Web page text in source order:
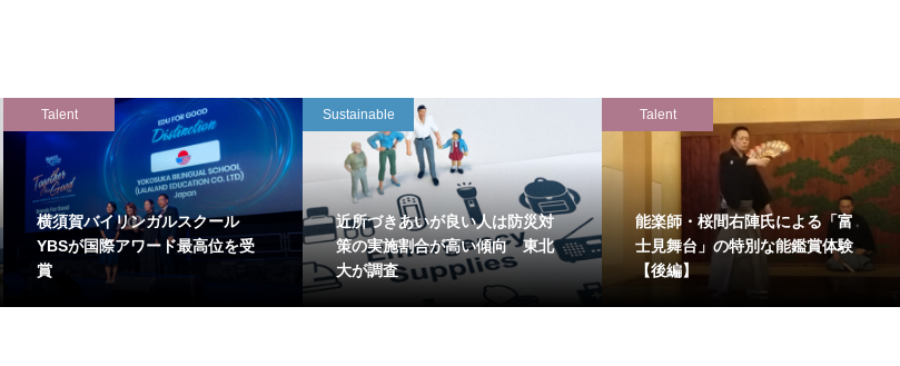
Talent
横須賀バイリンガルスクール
YBSが国際アワード最高位を受
賞
Sustainable
近所づきあいが良い人は防災対
策の実施割合が高い傾向 東北
大が調査
Talent
能楽師・桜間右陣氏による「富
士見舞台」の特別な能鑑賞体験
【後編】